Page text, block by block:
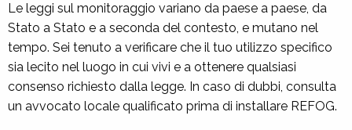
Le leggi sul monitoraggio variano da paese a paese, da
Stato a Stato e a seconda del contesto, e mutano nel
tempo. Sei tenuto a verificare che il tuo utilizzo specifico
sia lecito nel luogo in cui vivi e a ottenere qualsiasi
consenso richiesto dalla legge. In caso di dubbi, consulta
un avvocato locale qualificato prima di installare REFOG.